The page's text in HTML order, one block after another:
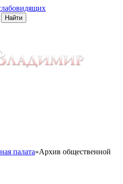
палата»Архив общественной